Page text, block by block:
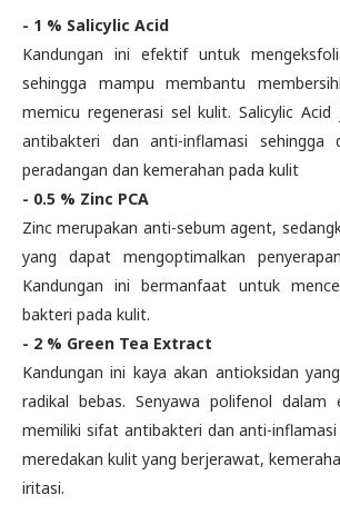
- 1 % Salicylic Acid
Kandungan ini efektif untuk
sehingga mampu membantu
memicu regenerasi sel kulit. Salicylic
antibakteri dan anti-inflamasi sehingga
peradangan dan kemerahan pada kulit
- 0.5 % Zinc PCA
Zinc merupakan anti-sebum agent,
yang dapat mengoptimalkan
Kandungan ini bermanfaat untuk
bakteri pada kulit.
- 2 % Green Tea Extract
Kandungan ini kaya akan antioksidan
radikal bebas. Senyawa polifenol dalam
memiliki sifat antibakteri dan anti-
meredakan kulit yang berjerawat,
iritasi.